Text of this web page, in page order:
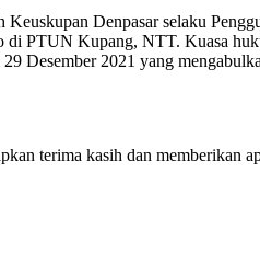
Denpasar selaku
di PTUN Kupang, NTT. Kuasa
Desember 2021 yang
terima kasih dan